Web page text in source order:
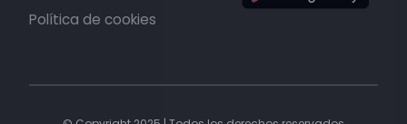
Política de cookies